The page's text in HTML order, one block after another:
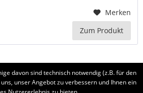
Merken
Zum Produkt
davon sind technisch notwendig (z.B. für den
unser Angebot zu verbessern und Ihnen ein